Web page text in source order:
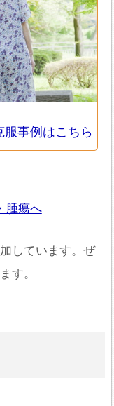
服事例はこちら
しています。ぜ
す。